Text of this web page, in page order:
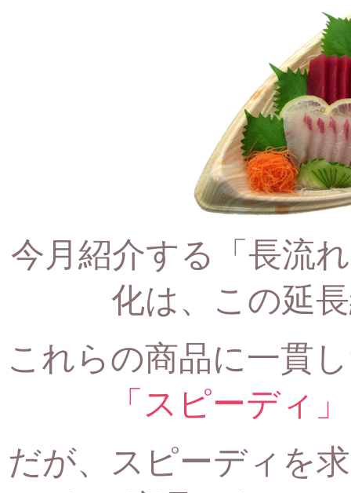
今月紹介する「長流
化は、
この延
これらの商品に一貫
「スピーディ」
だが、スピーディを